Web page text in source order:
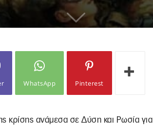
WhatsApp Pinterest
κρίσης ανάμεσα σε Δύση και Ρωσία για